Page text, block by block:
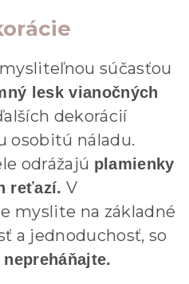
súčasťou
lesk vianočných
dekorácií
osobitú náladu.
odrážajú plamienky
reťazí. V
myslite na základné
a jednoduchosť, so